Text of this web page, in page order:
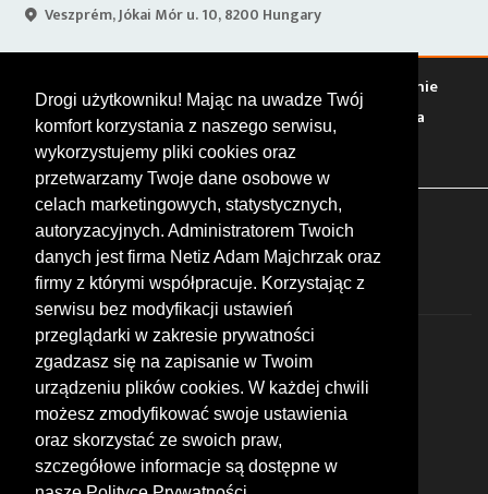
Drogi użytkowniku! Mając na uwadze Twój
komfort korzystania z naszego serwisu,
wykorzystujemy pliki cookies oraz
przetwarzamy Twoje dane osobowe w
celach marketingowych, statystycznych,
autoryzacyjnych. Administratorem Twoich
danych jest firma Netiz Adam Majchrzak oraz
firmy z którymi współpracuje. Korzystając z
serwisu bez modyfikacji ustawień
przeglądarki w zakresie prywatności
zgadzasz się na zapisanie w Twoim
urządzeniu plików cookies. W każdej chwili
możesz zmodyfikować swoje ustawienia
oraz skorzystać ze swoich praw,
szczegółowe informacje są dostępne w
Veszprém, Jókai Mór u. 10, 8200 Hungary
Warto zobaczyć Serwisy Stacje paliw
Jedzenie
Bary Zakwaterowanie Tory Zloty Rajdy
Spotkania
Targi Giełdy Szkolenia
FOLLOW US
© 2026 by MotoWhizzer.com
All rights reserved.